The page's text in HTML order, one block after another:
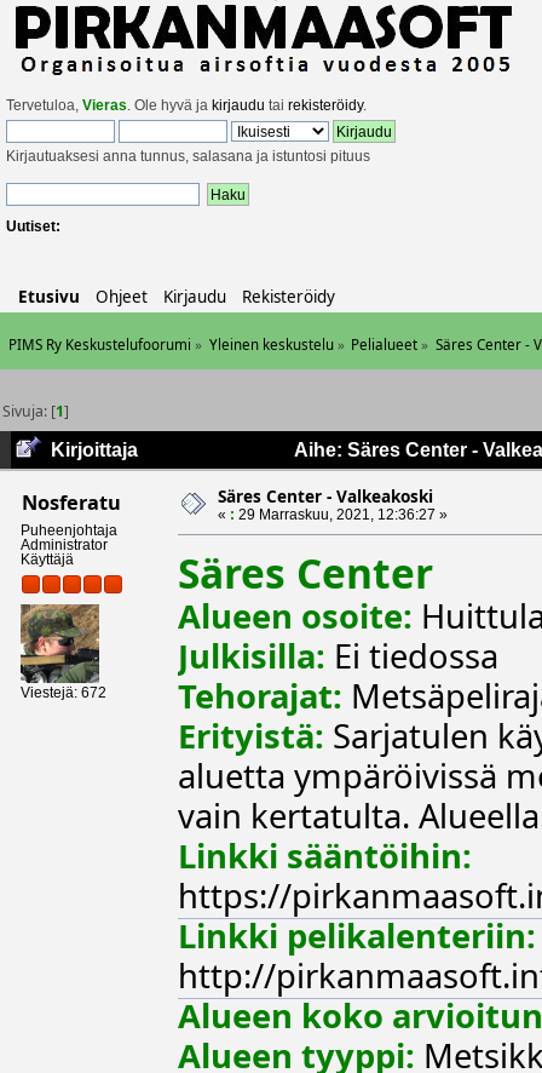
Tervetuloa, Vieras. Ole hyvä ja kirjaudu tai rekisteröidy.
Kirjautuaksesi anna tunnus, salasana ja istuntosi pituus
Uutiset:
Etusivu Ohjeet Kirjaudu Rekisteröidy
PIMS Ry Keskustelufoorumi » Yleinen keskustelu» Pelialueet » Säres Center -
Sivuja: [1]
Kirjoittaja Aihe: Säres Center -
Nosferatu
Puheenjohtaja
Administrator
Käyttäjä
Viestejä: 672
Säres Center - Valkeakoski
« : 29 Marraskuu, 2021, 12:36:27 »
Säres Center
Alueen osoite:
Julkisilla: Ei tiedossa
Tehorajat:
Erityistä: Sarjatulen
aluetta ympäröivissä
vain kertatulta.
Linkki sääntöihin:
https://
Linkki pelikalenteriin:
http://
Alueen koko
Alueen tyyppi: